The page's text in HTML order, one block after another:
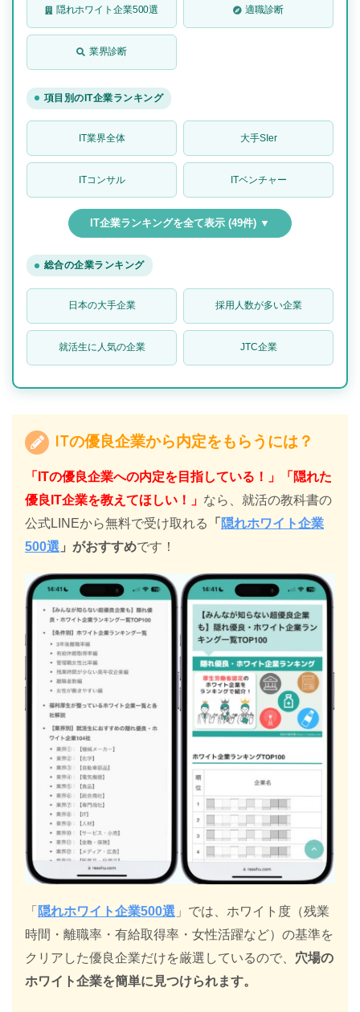
隠れホワイト企業500選 適職診断
業界診断
項目別のIT企業ランキング
IT業界全体 大手SIer
ITコンサル ITベンチャー
IT企業ランキングを全て表示 (49件) ▼
総合の企業ランキング
日本の大手企業 採用人数が多い企業
就活生に人気の企業 JTC企業
ITの優良企業から内定をもらうには？
「ITの優良企業への内定を目指している！」「隠れた
優良IT企業を教えてほしい！」 なら、就活の教科書の
公式LINEから無料で受け取れる
「 隠れホワイト企業
500選 」がおすすめです！
「 隠れホワイト企業500選 」では、ホワイト度（残業
時間・離職率・有給取得率・女性活躍など）の基準を
クリアした優良企業だけを厳選しているので、 穴場の
ホワイト企業を簡単に見つけられます。